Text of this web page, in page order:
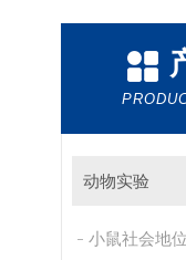
动物实验
小鼠社会地